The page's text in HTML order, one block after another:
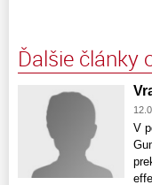
Ďalšie články
V